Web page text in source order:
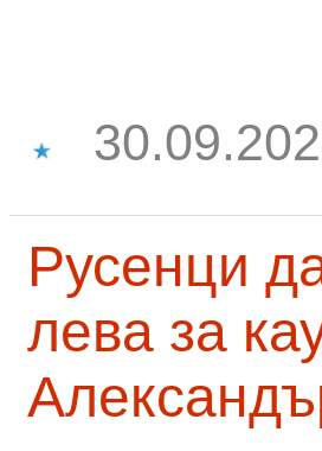
Русенци
лева за